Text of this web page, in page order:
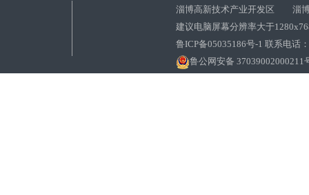
淄博高新技术产业开发区 淄博
建议电脑屏幕分辨率大于
鲁ICP备05035186号-1 联系电话
鲁公网安备 37039002000211